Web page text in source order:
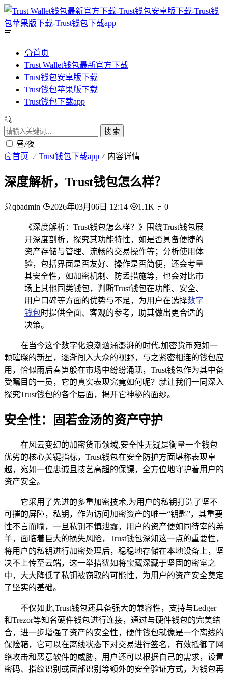
首页
Trust Wallet钱包最新官方下载
Trust钱包安卓版下载
Trust钱包苹果版下载
Trust钱包下载app
搜 索
昼/夜
首页 Trust钱包下载app 内容详情
深度解析，Trust钱包怎么样？
qbadmin 2026年03月06日 12:14 1.1K 0
《深度解析：Trust钱包怎么样？》围绕Trust钱包展
开深度剖析，探究其功能特性，如是否具备便捷的
资产存储与管理、流畅的交易操作等；分析使用体
验，包括界面是否友好、操作是否简便，还会考量
其安全性，如加密机制、防丢措施等，也会对比市
场上其他同类钱包，判断Trust钱包在功能、安全、
用户口碑等方面的优势与不足，为用户在选择数字
钱包时提供全面、客观的参考，助其做出更合适的
决策。
在当今这个数字化浪潮汹涌澎湃的时代,加密货币宛如一
颗璀璨的新星，逐渐闯入大众的视野，与之紧密相连的钱包应
用，恰似雨后春笋般在市场中纷纷涌现，Trust钱包作为其中备
受瞩目的一员，它的真实表现究竟如何呢？就让我们一同深入
探究Trust钱包的各个层面，揭开它神秘的面纱。
安全性：固若金汤的资产守护
在风云变幻的加密货币领域,安全性无疑是衡量一个钱包
优劣的核心关键指标，Trust钱包在安全防护方面堪称表现卓
越，宛如一位忠诚且技艺高超的保镖，全方位地守护着用户的
资产安全。
它采用了先进的多重加密技术,为用户的私钥打造了坚不
可摧的屏障，私钥，作为访问加密资产的唯一“钥匙”，其重要
性不言而喻，一旦私钥不慎泄露，用户的资产便如同待宰的羔
羊，面临着巨大的损失风险，Trust钱包深知这一点的重要性，
将用户的私钥进行加密处理后，稳稳地存储在本地设备上，坚
决不上传至云端，这一举措犹如将宝藏深藏于坚固的密室之
中，大大降低了私钥被窃取的可能性，为用户的资产安全奠定
了坚实的基础。
不仅如此,Trust钱包还具备强大的兼容性，支持与Ledger
和Trezor等知名硬件钱包进行连接，通过与硬件钱包的完美结
合，进一步增强了资产的安全性，硬件钱包就像是一个离线的
保险箱，它可以在离线状态下对交易进行签名，有效抵御了网
络攻击和恶意软件的威胁，用户还可以根据自己的需求，设置
密码、指纹识别或面部识别等额外的安全验证方式，为钱包再